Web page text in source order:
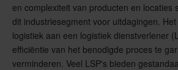
en complexiteit van producten en locaties
dit industriesegment voor uitdagingen.
logistiek aan een logistiek dienstverlener
efficiëntie van het benodigde proces te
verminderen. Veel LSP's bieden